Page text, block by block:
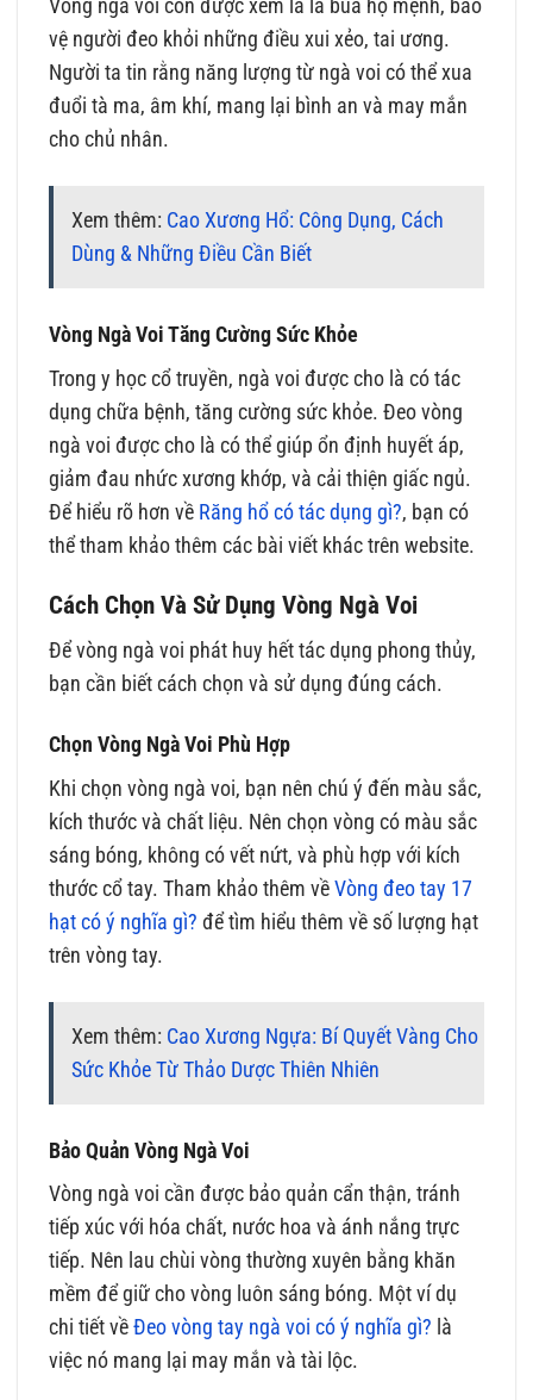
Vòng ngà voi còn được xem là lá bùa hộ mệnh, bảo
vệ người đeo khỏi những điều xui xẻo, tai ương.
Người ta tin rằng năng lượng từ ngà voi có thể xua
đuổi tà ma, âm khí, mang lại bình an và may mắn
cho chủ nhân.
Xem thêm: Cao Xương Hổ: Công Dụng, Cách
Dùng & Những Điều Cần Biết
Vòng Ngà Voi Tăng Cường Sức Khỏe
Trong y học cổ truyền, ngà voi được cho là có tác
dụng chữa bệnh, tăng cường sức khỏe. Đeo vòng
ngà voi được cho là có thể giúp ổn định huyết áp,
giảm đau nhức xương khớp, và cải thiện giấc ngủ.
Để hiểu rõ hơn về Răng hổ có tác dụng gì?, bạn có
thể tham khảo thêm các bài viết khác trên website.
Cách Chọn Và Sử Dụng Vòng Ngà Voi
Để vòng ngà voi phát huy hết tác dụng phong thủy,
bạn cần biết cách chọn và sử dụng đúng cách.
Chọn Vòng Ngà Voi Phù Hợp
Khi chọn vòng ngà voi, bạn nên chú ý đến màu sắc,
kích thước và chất liệu. Nên chọn vòng có màu sắc
sáng bóng, không có vết nứt, và phù hợp với kích
thước cổ tay. Tham khảo thêm vềVòng đeo tay 17
hạt có ý nghĩa gì? để tìm hiểu thêm về số lượng hạt
trên vòng tay.
Xem thêm: Cao Xương Ngựa: Bí Quyết Vàng Cho
Sức Khỏe Từ Thảo Dược Thiên Nhiên
Bảo Quản Vòng Ngà Voi
Vòng ngà voi cần được bảo quản cẩn thận, tránh
tiếp xúc với hóa chất, nước hoa và ánh nắng trực
tiếp. Nên lau chùi vòng thường xuyên bằng khăn
mềm để giữ cho vòng luôn sáng bóng. Một ví dụ
chi tiết vềĐeo vòng tay ngà voi có ý nghĩa gì? là
việc nó mang lại may mắn và tài lộc.